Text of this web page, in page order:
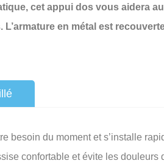
cet appui dos vous aidera
en métal est
besoin du moment et s’installe
confortable et évite les douleurs